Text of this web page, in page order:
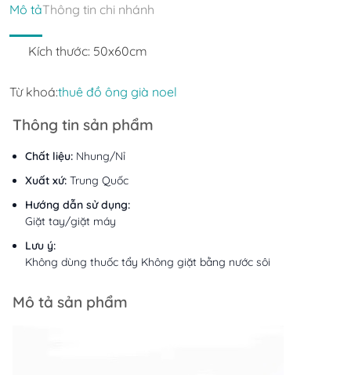
Mô tảThông tin chi nhánh
Kích thước: 50x60cm
Từ khoá:thuê đồ ông già noel
Thông tin sản phẩm
Chất liệu: Nhung/Nỉ
Xuất xứ: Trung Quốc
Hướng dẫn sử dụng:
Giặt tay/giặt máy
Lưu ý:
Không dùng thuốc tẩy Không giặt bằng nước sôi
Mô tả sản phẩm